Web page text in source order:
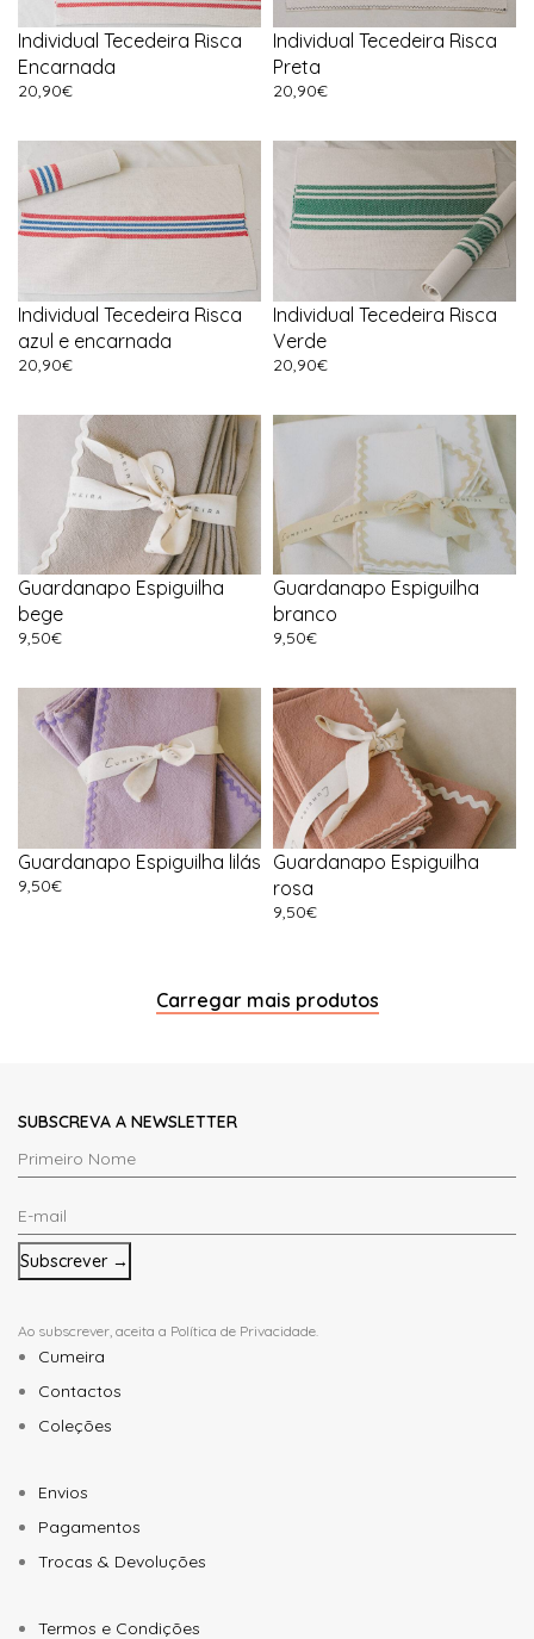
Individual Tecedeira Risca
Encarnada
20,90€
Individual Tecedeira Risca
Preta
20,90€
Individual Tecedeira Risca
azul e encarnada
20,90€
Individual Tecedeira Risca
Verde
20,90€
Guardanapo Espiguilha
bege
9,50€
Guardanapo Espiguilha
branco
9,50€
Guardanapo Espiguilha lilás
9,50€
Guardanapo Espiguilha
rosa
9,50€
Carregar mais produtos
SUBSCREVA A NEWSLETTER
Primeiro
Nome
*
E-
mail
*
Ao subscrever, aceita a Política de Privacidade
Cumeira
Contactos
Coleções
Envios
Pagamentos
Trocas & Devoluções
Termos e Condições